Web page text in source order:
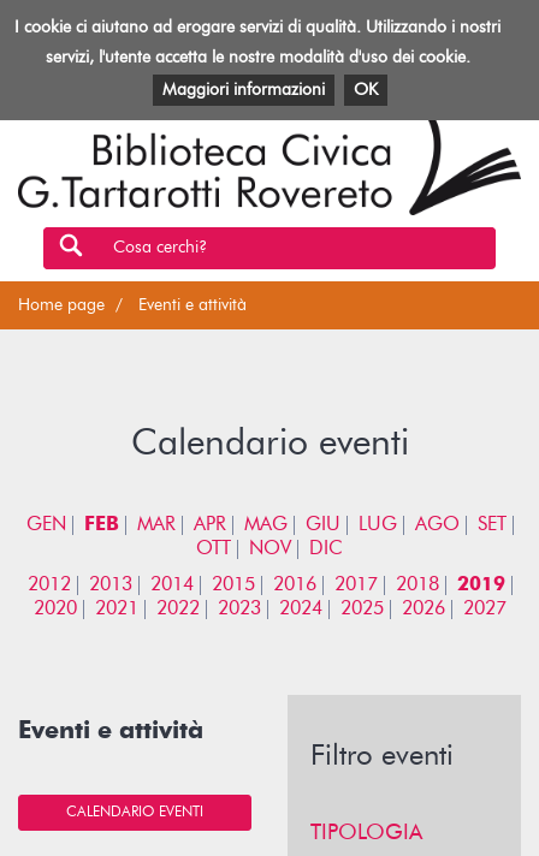
Toggle
Biblioteca
Rovereto
EVENTI E ATTIVITÀ PATRIMONIO E RISORSE
Cosa cerchi?
Home page Eventi e attività
Calendario eventi
GEN FEB MAR APR MAG GIU LUG AGO
SET
OTT
NOV
DIC
2012
2013 2014 2015 2016 2017 2018
2019
2020
2021 2022 2023 2024 2025 2026 2027
Eventi e attività
CALENDARIO EVENTI
Filtro eventi
TIPOLOGIA
I cookie ci aiutano ad erogare servizi di qualità. Utilizzando i nostri
servizi, l'utente accetta le nostre modalità d'uso dei cookie.
Maggiori informazioni
OK